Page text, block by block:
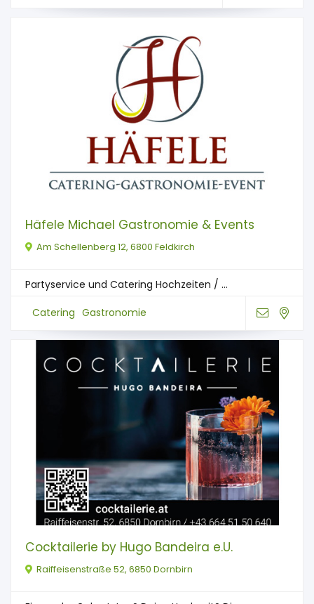
Häfele Michael Gastronomie & Events
Am Schellenberg 12, 6800 Feldkirch
Partyservice und Catering Hochzeiten / ...
Catering Gastronomie
Cocktailerie by Hugo Bandeira e.U.
Raiffeisenstraße 52, 6850 Dornbirn